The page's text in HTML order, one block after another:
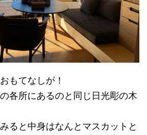
もてなしが！
各所にあるのと同じ日光彫の木
ると中身はなんとマスカットと